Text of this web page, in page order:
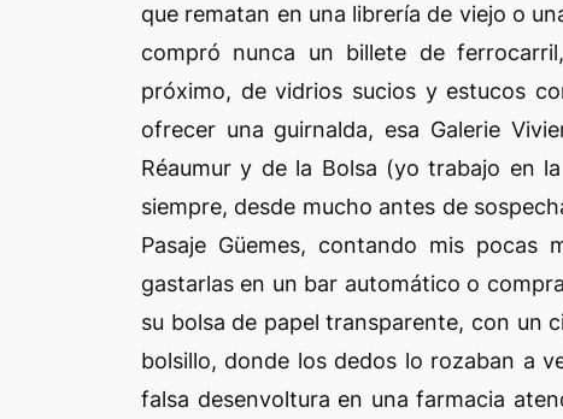
que rematan en una librería de viejo o
compró nunca un billete de
próximo, de vidrios sucios y estucos
ofrecer una guirnalda, esa Galerie
Réaumur y de la Bolsa (yo trabajo en
siempre, desde mucho antes de
Pasaje Güemes, contando mis pocas
gastarlas en un bar automático o
su bolsa de papel transparente, con un
bolsillo, donde los dedos lo rozaban a
falsa desenvoltura en una farmacia